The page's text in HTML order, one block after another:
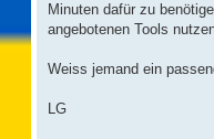
Minuten dafür zu
angebotenen Tools
Weiss jemand ein
LG